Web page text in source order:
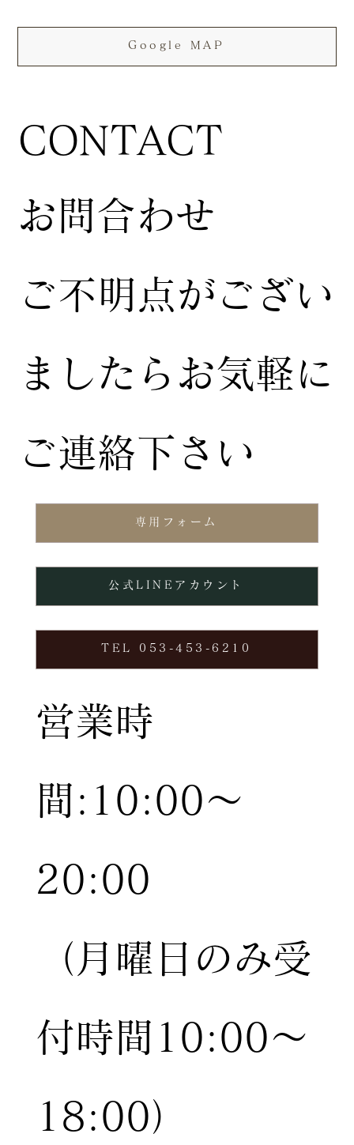
専用フォーム
TEL 053-453-6210
公式LINEアカウント
お問合わせ
ご不明点がござい
ましたらお気軽に
ご連絡下さい
営業時
間:10:00〜
20:00
（月曜日のみ受
付時間10:00〜
18:00）
Google MAP
CONTACT